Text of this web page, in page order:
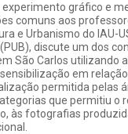
experimento gráfico e
comuns aos
e Urbanismo do IAU-
discute um dos
São Carlos utilizando
em
permitida pelas
que permitiu o
às fotografias